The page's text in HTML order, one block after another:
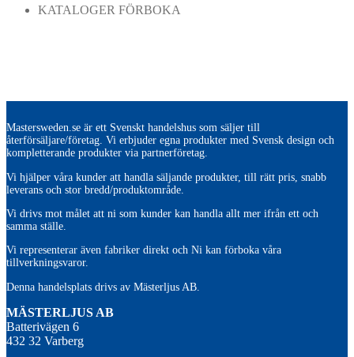
KATALOGER FÖRBOKA
Mastersweden.se är ett Svenskt handelshus som säljer till
återförsäljare/företag. Vi erbjuder egna produkter med Svensk design och
kompletterande produkter via partnerföretag.
Vi hjälper våra kunder att handla säljande produkter, till rätt pris, snabb
leverans och stor bredd/produktområde.
Vi drivs mot målet att ni som kunder kan handla allt mer ifrån ett och
samma ställe.
Vi representerar även fabriker direkt och Ni kan förboka våra
tillverkningsvaror.
Denna handelsplats drivs av Mästerljus AB.
MÄSTERLJUS AB
Batterivägen 6
432 32 Varberg